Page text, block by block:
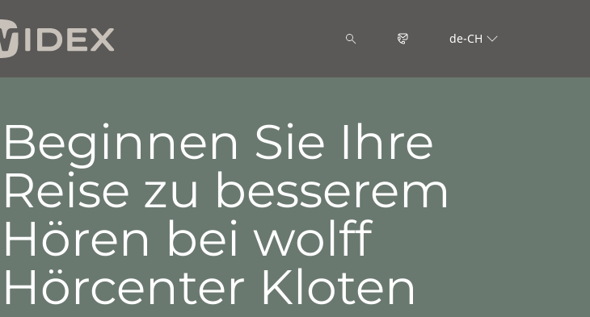
de-CH
Beginnen Sie Ihre
Reise zu besserem
Hören bei wolff
Hörcenter Kloten